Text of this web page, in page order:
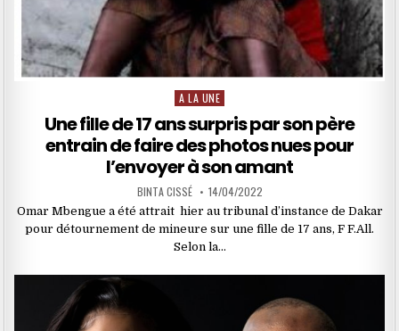
Posted
A LA UNE
Une fille de 17 ans surpris par son père
entrain de faire des photos nues pour
l’envoyer à son amant
BINTA CISSÉ 14/04/2022
Omar Mbengue a été attrait hier au tribunal d’instance de Dakar
pour détournement de mineure sur une fille de 17 ans, F F.All.
Selon la…